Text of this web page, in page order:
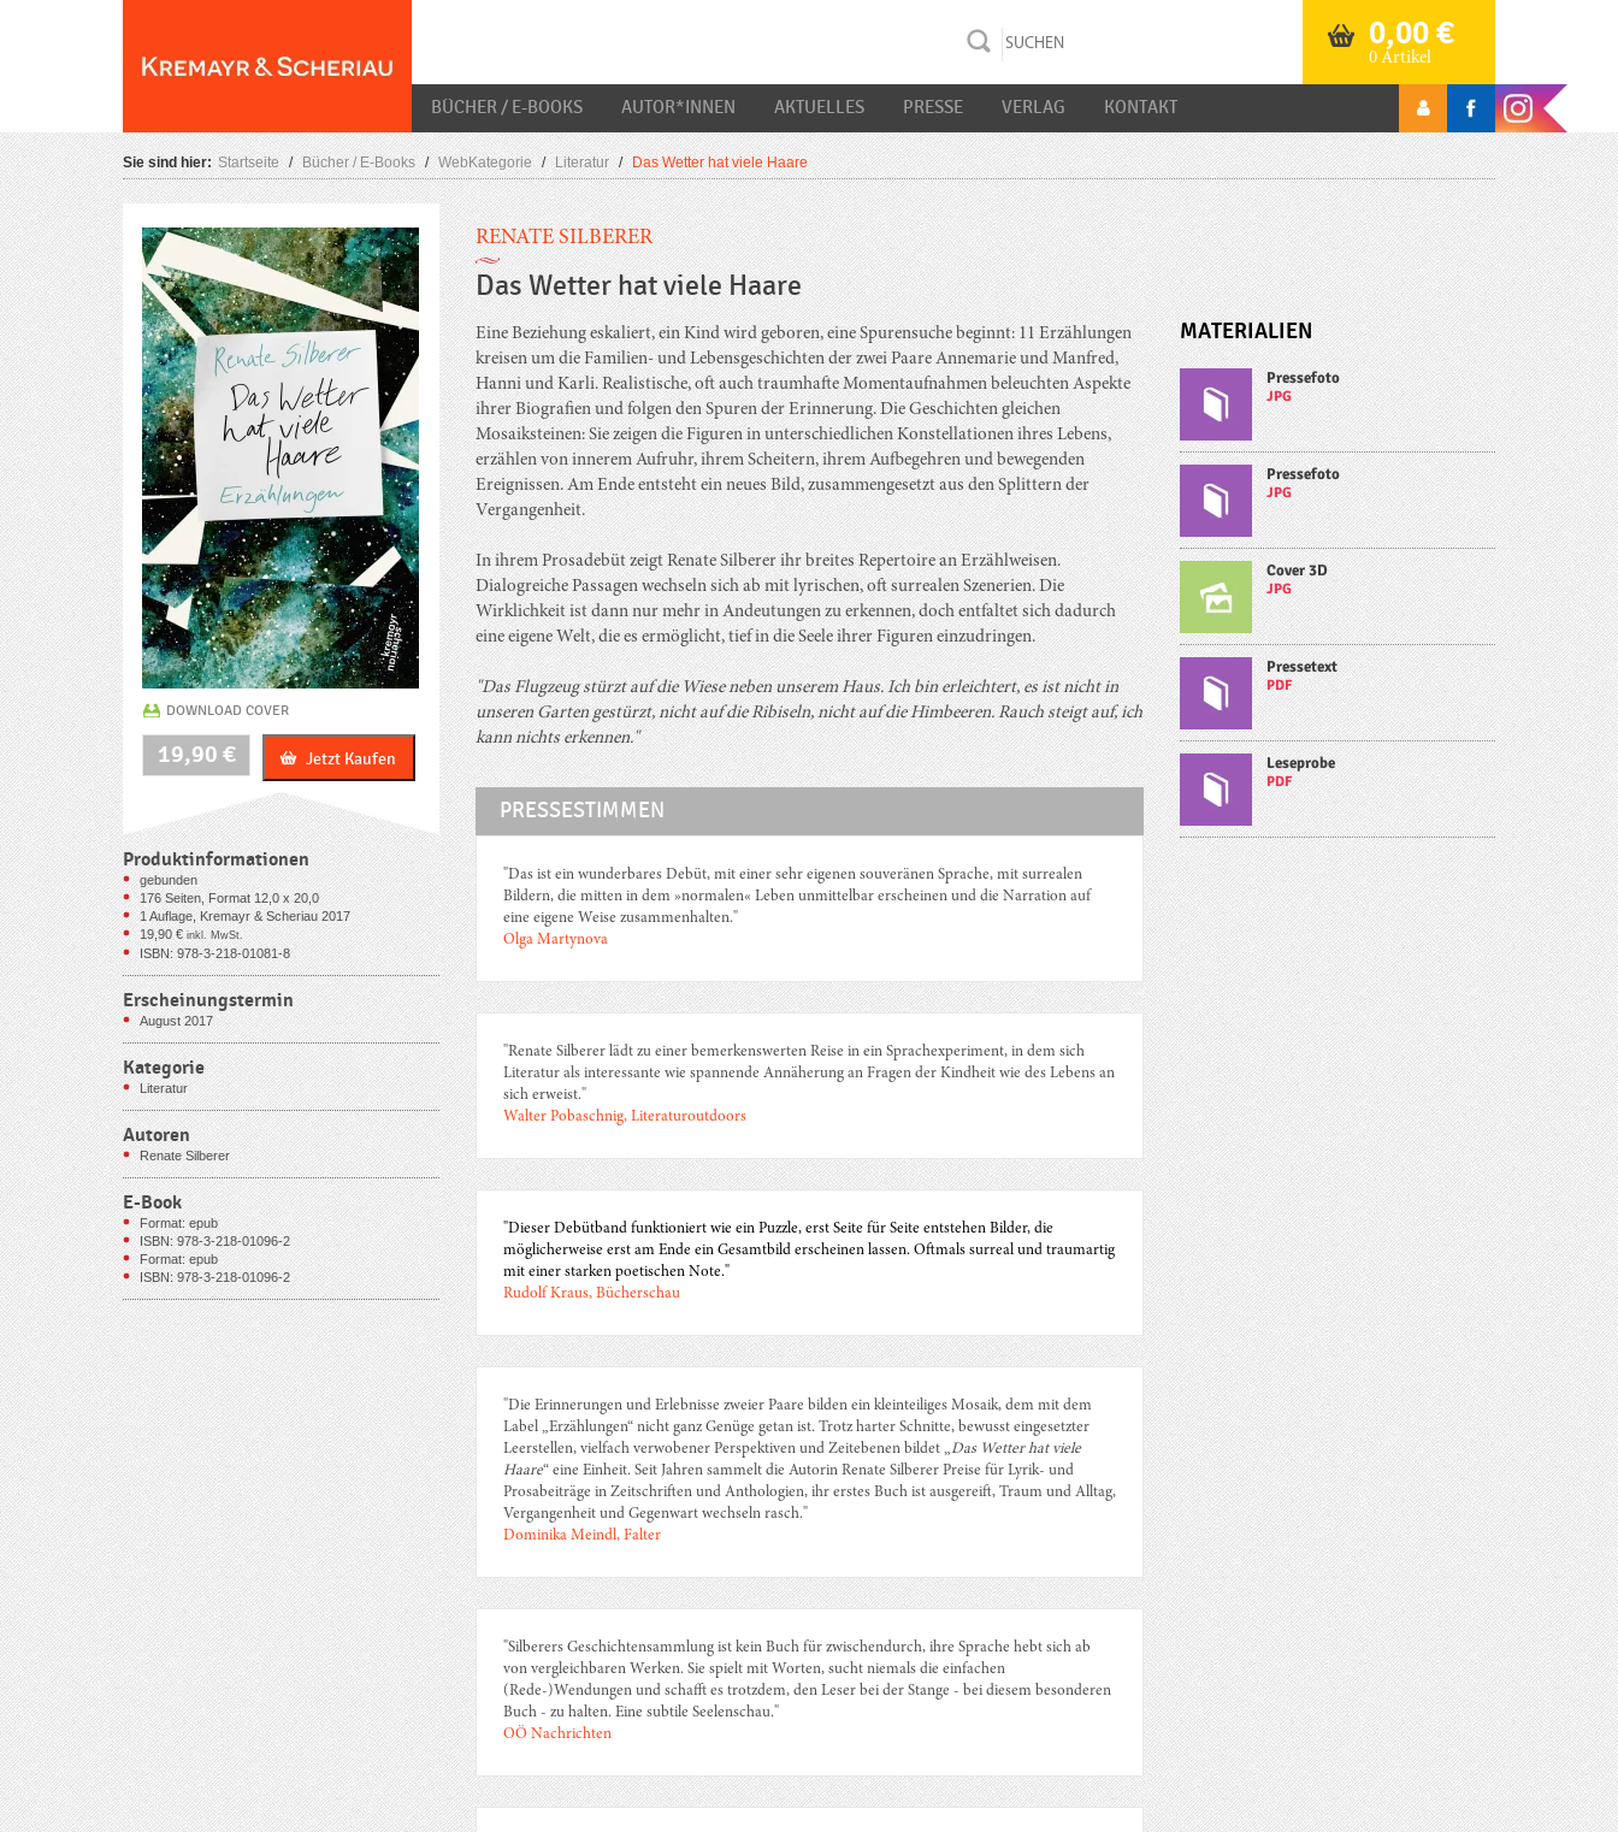
0,00€
0 Artikel
BÜCHER / E-BOOKS AUTOR*INNEN AKTUELLES PRESSE VERLAG KONTAKT
Sie sind hier: Startseite / Bücher / E-Books / WebKategorie / Literatur / Das Wetter hat viele Haare
RENATE SILBERER
Das Wetter hat viele Haare
Eine Beziehung eskaliert, ein Kind wird geboren, eine Spurensuche beginnt: 11 Erzählungen
kreisen um die Familien- und Lebensgeschichten der zwei Paare Annemarie und Manfred,
Hanni und Karli. Realistische, oft auch traumhafte Momentaufnahmen beleuchten Aspekte
ihrer Biografien und folgen den Spuren der Erinnerung. Die Geschichten gleichen
Mosaiksteinen: Sie zeigen die Figuren in unterschiedlichen Konstellationen ihres Lebens,
erzählen von innerem Aufruhr, ihrem Scheitern, ihrem Aufbegehren und bewegenden
Ereignissen. Am Ende entsteht ein neues Bild, zusammengesetzt aus den Splittern der
Vergangenheit.
In ihrem Prosadebüt zeigt Renate Silberer ihr breites Repertoire an Erzählweisen.
Dialogreiche Passagen wechseln sich ab mit lyrischen, oft surrealen Szenerien. Die
Wirklichkeit ist dann nur mehr in Andeutungen zu erkennen, doch entfaltet sich dadurch
eine eigene Welt, die es ermöglicht, tief in die Seele ihrer Figuren einzudringen.
"Das Flugzeug stürzt auf die Wiese neben unserem Haus. Ich bin erleichtert, es ist nicht in
unseren Garten gestürzt, nicht auf die Ribiseln, nicht auf die Himbeeren. Rauch steigt auf, ich
kann nichts erkennen."
PRESSESTIMMEN
"Das ist ein wunderbares Debüt, mit einer sehr eigenen souveränen Sprache, mit surrealen
Bildern, die mitten in dem »normalen« Leben unmittelbar erscheinen und die Narration auf
eine eigene Weise zusammenhalten."
Olga Martynova
"Renate Silberer lädt zu einer bemerkenswerten Reise in ein Sprachexperiment, in dem sich
Literatur als interessante wie spannende Annäherung an Fragen der Kindheit wie des Lebens an
sich erweist."
Walter Pobaschnig, Literaturoutdoors
"Dieser Debütband funktioniert wie ein Puzzle, erst Seite für Seite entstehen Bilder, die
möglicherweise erst am Ende ein Gesamtbild erscheinen lassen. Oftmals surreal und traumartig
mit einer starken poetischen Note."
Rudolf Kraus, Bücherschau
"Die Erinnerungen und Erlebnisse zweier Paare bilden ein kleinteiliges Mosaik, dem mit dem
Label „Erzählungen“ nicht ganz Genüge getan ist. Trotz harter Schnitte, bewusst eingesetzter
Leerstellen, vielfach verwobener Perspektiven und Zeitebenen bildet „Das Wetter hat viele
Haare“ eine Einheit. Seit Jahren sammelt die Autorin Renate Silberer Preise für Lyrik- und
Prosabeiträge in Zeitschriften und Anthologien, ihr erstes Buch ist ausgereift, Traum und Alltag,
Vergangenheit und Gegenwart wechseln rasch."
Dominika Meindl, Falter
"Silberers Geschichtensammlung ist kein Buch für zwischendurch, ihre Sprache hebt sich ab
von vergleichbaren Werken. Sie spielt mit Worten, sucht niemals die einfachen
(Rede-)Wendungen und schafft es trotzdem, den Leser bei der Stange - bei diesem besonderen
Buch - zu halten. Eine subtile Seelenschau."
OÖ Nachrichten
DOWNLOAD COVER
19,90 €
Wetter
hat
viele
Haare
Menge
Jetzt Kaufen
Produktinformationen
gebunden
176Seiten, Format 12,0 x 20,0
1 Auflage, Kremayr & Scheriau 2017
19,90€ inkl. MwSt.
ISBN: 978-3-218-01081-8
Erscheinungstermin
August 2017
Kategorie
Literatur
Autoren
Renate Silberer
E-Book
Format: epub
ISBN: 978-3-218-01096-2
Format: epub
ISBN: 978-3-218-01096-2
MATERIALIEN
Pressefoto
JPG
Pressefoto
JPG
Cover 3D
JPG
Pressetext
PDF
Leseprobe
PDF